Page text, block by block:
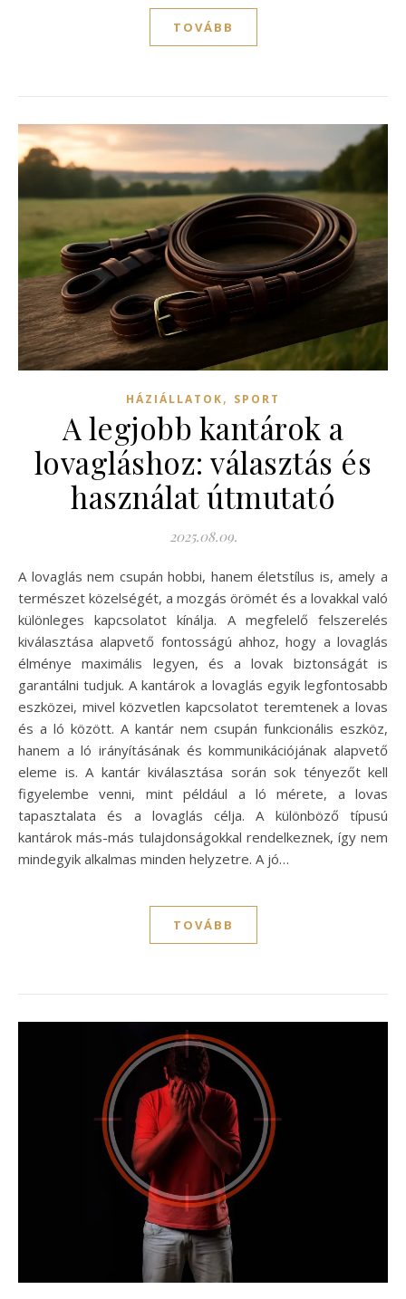
TOVÁBB
HÁZIÁLLATOK, SPORT
A legjobb kantárok a
lovagláshoz: választás és
használat útmutató
2025.08.09.
A lovaglás nem csupán hobbi, hanem életstílus is, amely a
természet közelségét, a mozgás örömét és a lovakkal való
különleges kapcsolatot kínálja. A megfelelő felszerelés
kiválasztása alapvető fontosságú ahhoz, hogy a lovaglás
élménye maximális legyen, és a lovak biztonságát is
garantálni tudjuk. A kantárok a lovaglás egyik legfontosabb
eszközei, mivel közvetlen kapcsolatot teremtenek a lovas
és a ló között. A kantár nem csupán funkcionális eszköz,
hanem a ló irányításának és kommunikációjának alapvető
eleme is. A kantár kiválasztása során sok tényezőt kell
figyelembe venni, mint például a ló mérete, a lovas
tapasztalata és a lovaglás célja. A különböző típusú
kantárok más-más tulajdonságokkal rendelkeznek, így nem
mindegyik alkalmas minden helyzetre. A jó…
TOVÁBB